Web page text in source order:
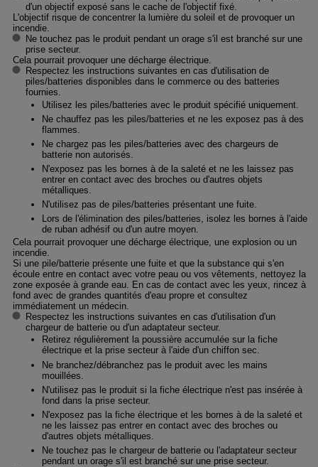
d'un objectif exposé sans le cache de l'objectif fixé.
L'objectif risque de concentrer la lumière du soleil et de provoquer un
incendie.
Ne touchez pas le produit pendant un orage s'il est branché sur une
prise secteur.
Cela pourrait provoquer une décharge électrique.
Respectez les instructions suivantes en cas d'utilisation de
piles/batteries disponibles dans le commerce ou des batteries
fournies.
Utilisez les piles/batteries avec le produit spécifié uniquement.
Ne chauffez pas les piles/batteries et ne les exposez pas à des
flammes.
Ne chargez pas les piles/batteries avec des chargeurs de
batterie non autorisés.
N'exposez pas les bornes à de la saleté et ne les laissez pas
entrer en contact avec des broches ou d'autres objets
métalliques.
N'utilisez pas de piles/batteries présentant une fuite.
Lors de l'élimination des piles/batteries, isolez les bornes à l'aide
de ruban adhésif ou d'un autre moyen.
Cela pourrait provoquer une décharge électrique, une explosion ou un
incendie.
Si une pile/batterie présente une fuite et que la substance qui s'en
écoule entre en contact avec votre peau ou vos vêtements, nettoyez la
zone exposée à grande eau. En cas de contact avec les yeux, rincez à
fond avec de grandes quantités d'eau propre et consultez
immédiatement un médecin.
Respectez les instructions suivantes en cas d'utilisation d'un
chargeur de batterie ou d'un adaptateur secteur.
Retirez régulièrement la poussière accumulée sur la fiche
électrique et la prise secteur à l'aide d'un chiffon sec.
Ne branchez/débranchez pas le produit avec les mains
mouillées.
N'utilisez pas le produit si la fiche électrique n'est pas insérée à
fond dans la prise secteur.
N'exposez pas la fiche électrique et les bornes à de la saleté et
ne les laissez pas entrer en contact avec des broches ou
d'autres objets métalliques.
Ne touchez pas le chargeur de batterie ou l'adaptateur secteur
pendant un orage s'il est branché sur une prise secteur.